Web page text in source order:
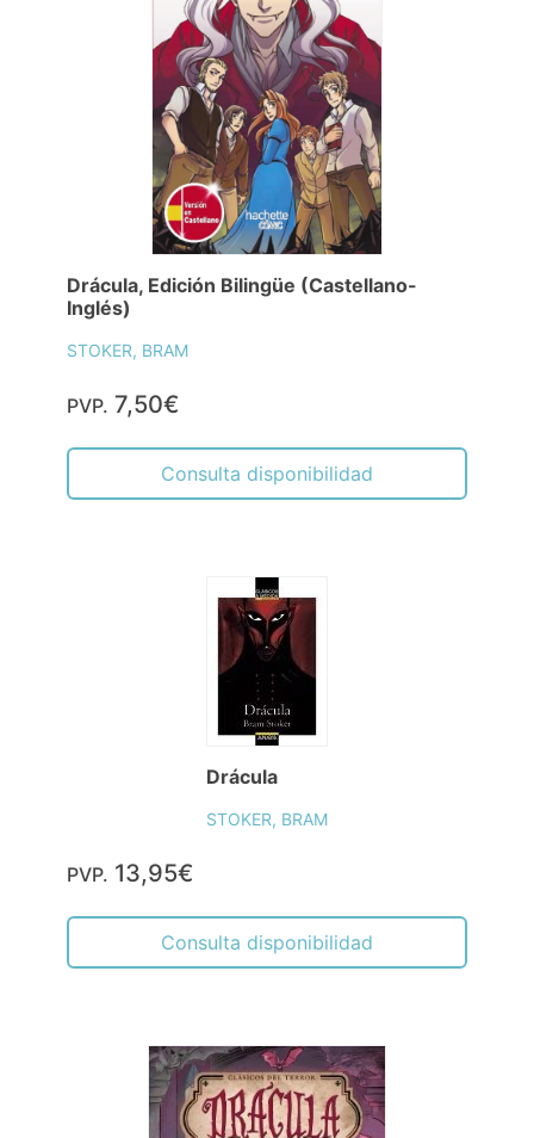
Drácula, Edición Bilingüe (Castellano-
Inglés)
STOKER, BRAM
PVP. 7,50€
Consulta disponibilidad
Drácula
STOKER, BRAM
PVP. 13,95€
Consulta disponibilidad